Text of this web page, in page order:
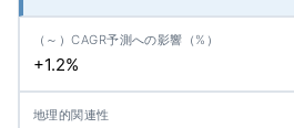
+1.2%